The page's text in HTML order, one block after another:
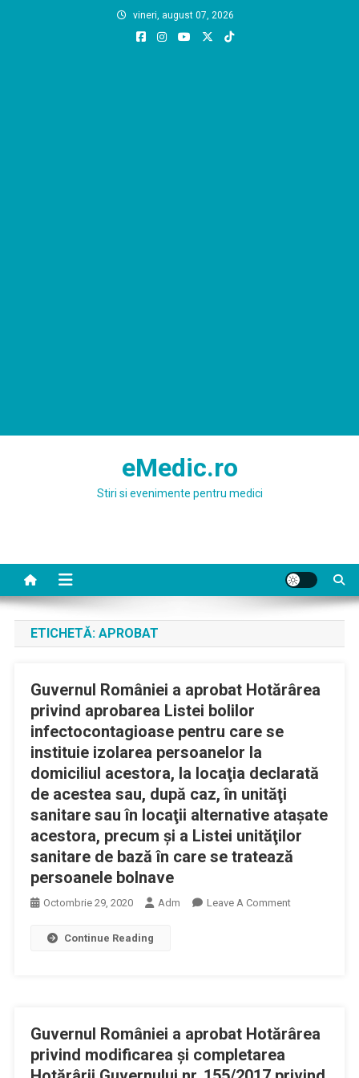
vineri, august 07, 2026
eMedic.ro
Stiri si evenimente pentru medici
ETICHETĂ: APROBAT
Guvernul României a aprobat Hotărârea
privind aprobarea Listei bolilor
infectocontagioase pentru care se
instituie izolarea persoanelor la
domiciliul acestora, la locaţia declarată
de acestea sau, după caz, în unităţi
sanitare sau în locaţii alternative ataşate
acestora, precum și a Listei unităţilor
sanitare de bază în care se tratează
persoanele bolnave
Octombrie 29, 2020 Adm Leave A CommentOn
Aprobarea
Bolilor
Continue Reading
Guvernul României a aprobat Hotărârea
privind modificarea şi completarea